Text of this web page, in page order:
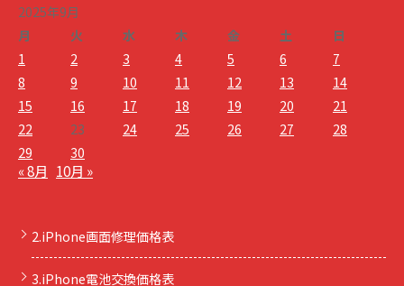
2025年9月
月
火 水 木 金 土
日
1
2 3 4 5 6
7
8
9 10 11 12 13
14
15
16 17 18 19 20
21
22
23 24 25 26 27
28
29
30
« 8月 10月 »
2.iPhone画面修理価格表
3.iPhone電池交換価格表